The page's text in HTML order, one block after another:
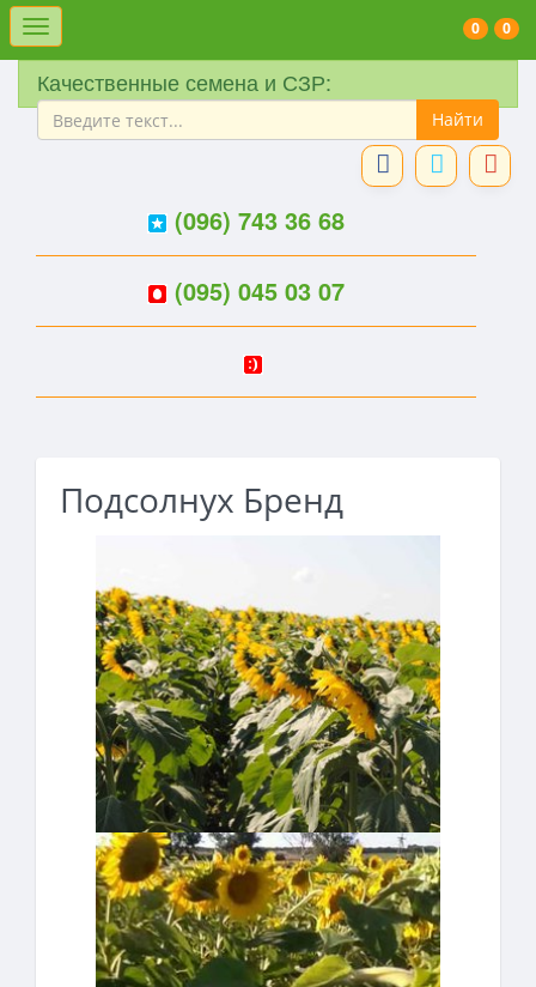
Меню 0
0
Качественные семена и СЗР:
(096) 743 36 68
(095) 045 03 07
Подсолнух Бренд